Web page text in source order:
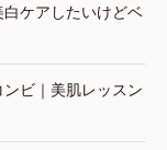
ケアしたいけどベ
ビ｜美肌レッスン